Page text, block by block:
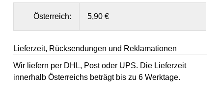
Österreich: 5,90 €
Lieferzeit, Rücksendungen und Reklamationen
Wir liefern per DHL, Post oder UPS. Die Lieferzeit
innerhalb Österreichs beträgt bis zu 6 Werktage.